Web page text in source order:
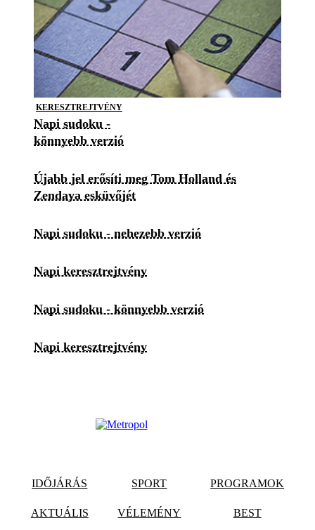
KERESZTREJTVÉNY
Napi sudoku -
könnyebb verzió
Újabb jel erősíti meg Tom Holland és
Zendaya esküvőjét
Napi sudoku - nehezebb verzió
Napi keresztrejtvény
Napi sudoku - könnyebb verzió
Napi keresztrejtvény
IDŐJÁRÁS SPORT PROGRAMOK
AKTUÁLIS VÉLEMÉNY BEST